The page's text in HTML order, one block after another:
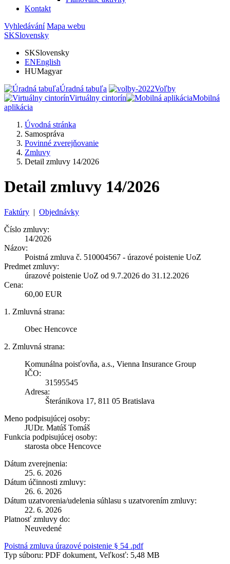
Kontakt
Vyhledávání Mapa webu
SKSlovensky
SKSlovensky
ENEnglish
HUMagyar
Úradná tabuľa
Voľby
Virtuálny cintorín
Mobilná
aplikácia
Úvodná stránka
Samospráva
Povinné zverejňovanie
Zmluvy
Detail zmluvy 14/2026
Detail zmluvy 14/2026
Faktúry | Objednávky
Číslo zmluvy:
14/2026
Názov:
Poistná zmluva č. 510004567 - úrazové poistenie UoZ
Predmet zmluvy:
úrazové poistenie UoZ od 9.7.2026 do 31.12.2026
Cena:
60,00 EUR
1. Zmluvná strana:
Obec Hencovce
2. Zmluvná strana:
Komunálna poisťovňa, a.s., Vienna Insurance Group
IČO:
31595545
Adresa:
Šteránikova 17, 811 05 Bratislava
Meno podpisujúcej osoby:
JUDr. Matúš Tomáš
Funkcia podpisujúcej osoby:
starosta obce Hencovce
Dátum zverejnenia:
25. 6. 2026
Dátum účinnosti zmluvy:
26. 6. 2026
Dátum uzatvorenia/udelenia súhlasu s uzatvorením zmluvy:
22. 6. 2026
Platnosť zmluvy do:
Neuvedené
Poistná zmluva úrazové poistenie § 54 .pdf
Typ súboru: PDF dokument, Veľkosť: 5,48 MB